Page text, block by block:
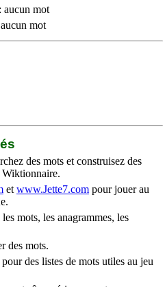
aucun mot
mot
des mots et construisez des
Wiktionnaire.
et www.Jette7.com pour jouer au
mots, les anagrammes, les
des mots.
pour des listes de mots utiles au jeu